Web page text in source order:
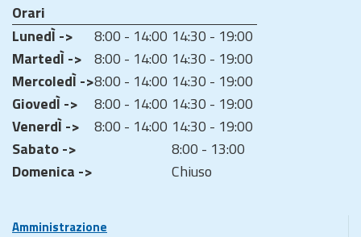
Orari
LunedÌ ->
8:00 - 14:00 14:30 - 19:00
MartedÌ -> 8:00 - 14:00 14:30 - 19:00
MercoledÌ ->8:00 - 14:00 14:30 - 19:00
GiovedÌ ->
8:00 - 14:00 14:30 - 19:00
VenerdÌ ->
8:00 - 14:00 14:30 - 19:00
Sabato ->
8:00 - 13:00
Domenica ->
Chiuso
Amministrazione